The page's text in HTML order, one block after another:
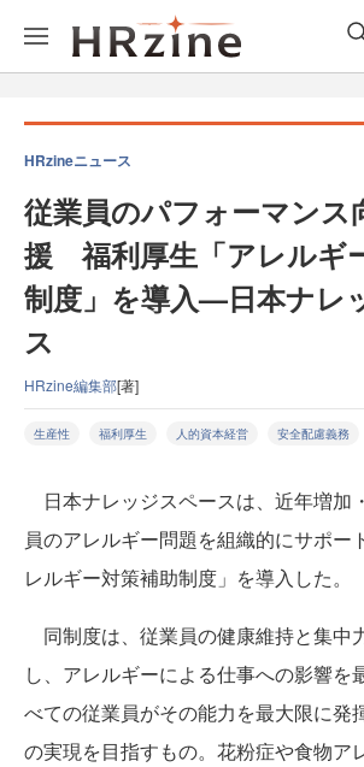
HRzineニュース
従業員のパフォーマンス
援 福利厚生「アレルギ
制度」を導入—日本ナレ
ス
HRzine編集部[著]
生産性 福利厚生 人的資本経営 安全配慮義務
日本ナレッジスペースは、近年増加
員のアレルギー問題を組織的にサポー
レルギー対策補助制度」を導入した。
同制度は、従業員の健康維持と集中
し、アレルギーによる仕事への影響を
べての従業員がその能力を最大限に発
の実現を目指すもの。花粉症や食物ア